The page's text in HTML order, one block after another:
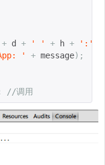
+ d + ' ' + h + ':'
' + message);
//调用